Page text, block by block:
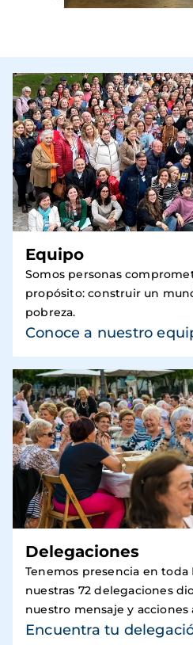
Equipo
Somos personas
propósito: construir un
pobreza.
Conoce a nuestro
Delegaciones
Tenemos presencia en toda
nuestras 72 delegaciones
nuestro mensaje y
Encuentra tu